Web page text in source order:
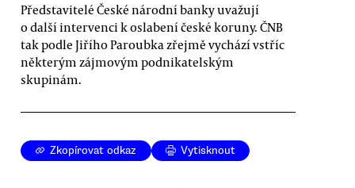
Představitelé České národní banky uvažují
o další intervenci k oslabení české koruny. ČNB
tak podle Jiřího Paroubka zřejmě vychází vstříc
některým zájmovým podnikatelským
skupinám.
Zkopírovat odkaz Vytisknout